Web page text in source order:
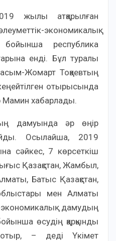
жылы атқарылған
экономикалық
бойынша республика
енді. Бұл туралы
Жомарт Тоқаевтың
отырысында
Мамин хабарлады.
дамуында әр өңір
Осылайша, 2019
сәйкес, 7 көрсеткіш
Қазақстан, Жамбыл,
Батыс Қазақстан,
мен Алматы
экономикалық дамудың
өсудің қарқынды
отыр, – деді Үкімет